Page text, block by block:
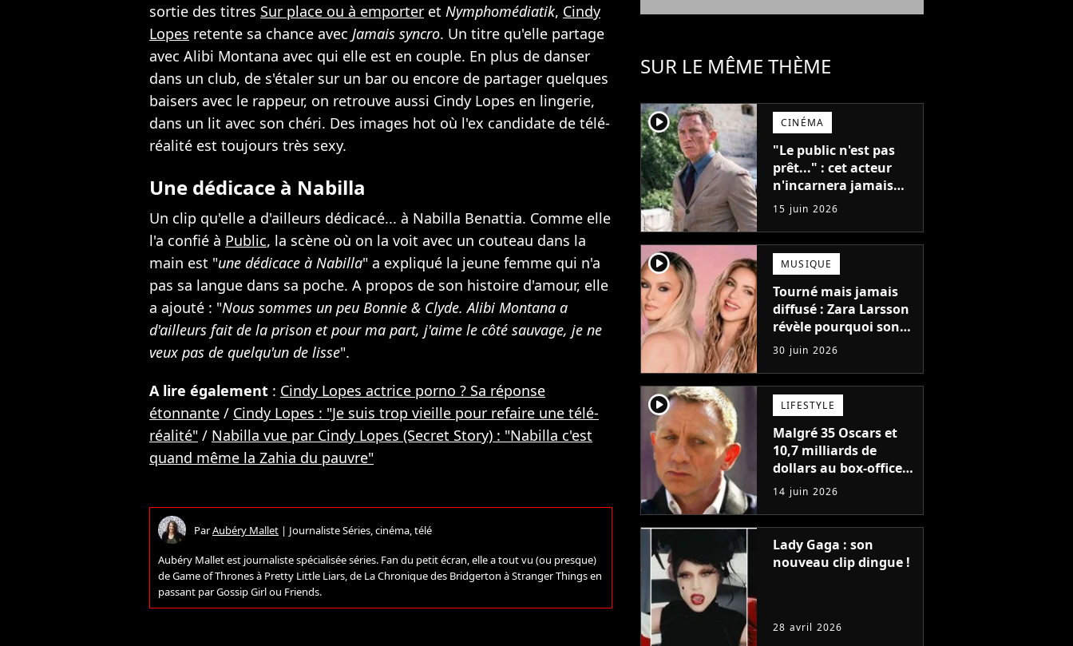
sortie des titres Sur place ou à emporter et Nymphomédiatik, Cindy
Lopes retente sa chance avec Jamais syncro. Un titre qu'elle partage
avec Alibi Montana avec qui elle est en couple. En plus de danser
dans un club, de s'étaler sur un bar ou encore de partager quelques
baisers avec le rappeur, on retrouve aussi Cindy Lopes en lingerie,
dans un lit avec son chéri. Des images hot où l'ex candidate de télé-
réalité est toujours très sexy.
Une dédicace à Nabilla
Un clip qu'elle a d'ailleurs dédicacé... à Nabilla Benattia. Comme elle
l'a confié à Public, la scène où on la voit avec un couteau dans la
main est "une dédicace à Nabilla" a expliqué la jeune femme qui n'a
pas sa langue dans sa poche. A propos de son histoire d'amour, elle
a ajouté : "Nous sommes un peu Bonnie & Clyde. Alibi Montana a
d'ailleurs fait de la prison et pour ma part, j'aime le côté sauvage, je ne
veux pas de quelqu'un de lisse".
A lire également : Cindy Lopes actrice porno ? Sa réponse
étonnante / Cindy Lopes : "Je suis trop vieille pour refaire une télé-
réalité" / Nabilla vue par Cindy Lopes (Secret Story) : "Nabilla c'est
quand même la Zahia du pauvre"
ParAubéry Mallet | Journaliste Séries, cinéma, télé
Aubéry Mallet est journaliste spécialisée séries. Fan du petit écran, elle a tout vu (ou presque)
de Game of Thrones à Pretty Little Liars, de La Chronique des Bridgerton à Stranger Things en
passant par Gossip Girl ou Friends.
SUR LE MÊME THÈME
player2 CINÉMA
"Le public n'est pas
prêt..." : cet acteur
n'incarnera jamais
James Bond au
cinéma pour une
triste raison
15 juin 2026
player2 MUSIQUE
Tourné mais jamais
diffusé : Zara Larsson
révèle pourquoi son
clip avec Shakira ne
sortira pas
30 juin 2026
player2 LIFESTYLE
Malgré 35 Oscars et
10,7 milliards de
dollars au box-office,
ce réalisateur n'a
jamais eu le droit de
tourner un James
Bond
14 juin 2026
Lady Gaga : son
nouveau clip dingue !
28 avril 2026